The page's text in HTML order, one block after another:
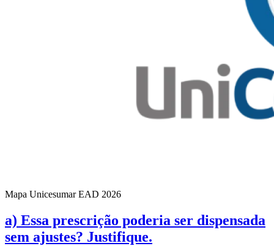
Mapa Unicesumar EAD 2026
a) Essa prescrição poderia ser dispensada
sem ajustes? Justifique.